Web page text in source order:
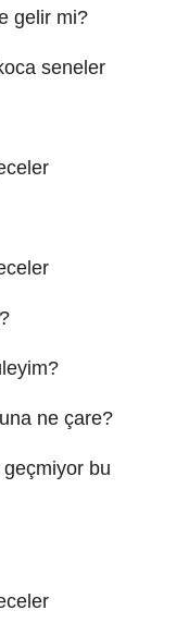
gelir mi?
seneler
ne çare?
bu